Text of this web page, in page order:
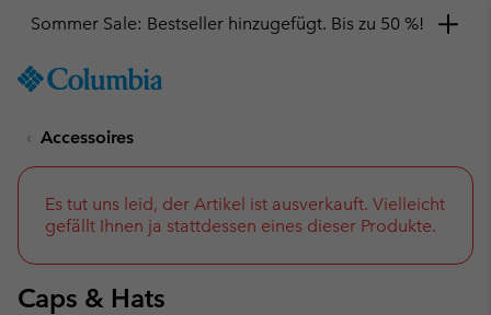
TO
SKIP
NAV
SKIP
TO
SEARCH
Hol dir einen 10 %-Gutschein
Accessoires
Es tut uns leid, der Artikel ist ausverkauft. Vielleicht
gefällt Ihnen ja stattdessen eines dieser Produkte.
Caps & Hats